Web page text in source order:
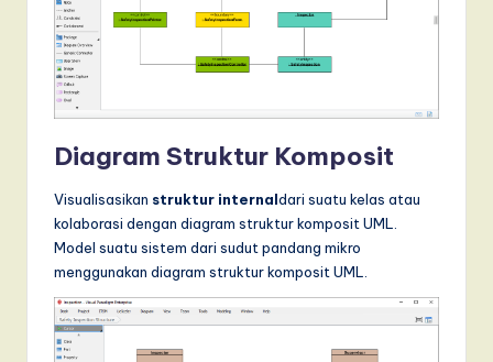
Diagram Struktur Komposit
Visualisasikan struktur internaldari suatu kelas atau
kolaborasi dengan diagram struktur komposit UML.
Model suatu sistem dari sudut pandang mikro
menggunakan diagram struktur komposit UML.